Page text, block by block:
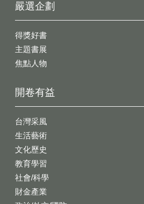
開卷有益
台灣采風
生活藝術
文化歷史
教育學習
社會/科學
財金產業
嚴選企劃
得獎好書
主題書展
焦點人物